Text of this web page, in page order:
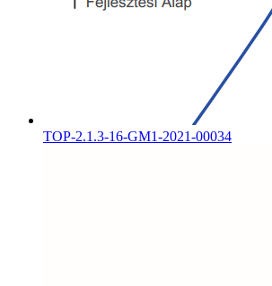
TOP-2.1.3-16-GM1-2021-00034